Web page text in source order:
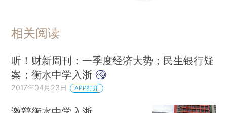
相关阅读
听！财新周刊：一季度经济大势；民生银行疑
案；衡水中学入浙
2017年04月23日 APP打开